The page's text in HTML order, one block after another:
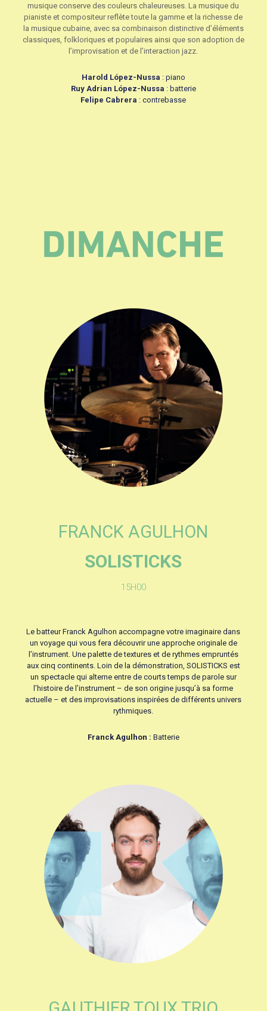
musique conserve des couleurs chaleureuses. La musique du
pianiste et compositeur reflète toute la gamme et la richesse de
la musique cubaine, avec sa combinaison distinctive d’éléments
classiques, folkloriques et populaires ainsi que son adoption de
l’improvisation et de l’interaction jazz.
Harold López-Nussa : piano
Ruy Adrian López-Nussa : batterie
Felipe Cabrera : contrebasse
FRANCK AGULHON
SOLISTICKS
15H00
Le batteur Franck Agulhon accompagne votre imaginaire dans
un voyage qui vous fera découvrir une approche originale de
l’instrument. Une palette de textures et de rythmes empruntés
aux cinq continents. Loin de la démonstration, SOLISTICKS est
un spectacle qui alterne entre de courts temps de parole sur
l’histoire de l’instrument – de son origine jusqu’à sa forme
actuelle – et des improvisations inspirées de différents univers
rythmiques.
Franck Agulhon : Batterie